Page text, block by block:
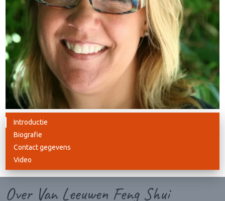
Introductie
Biografie
Contact gegevens
Video
Over Van Leeuwen Feng Shui